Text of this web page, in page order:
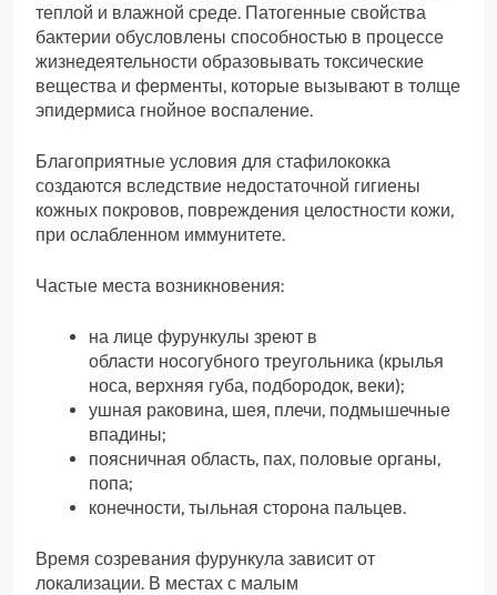
теплой и влажной среде. Патогенные свойства
бактерии обусловлены способностью в процессе
жизнедеятельности образовывать токсические
вещества и ферменты, которые вызывают в толще
эпидермиса гнойное воспаление.
Благоприятные условия для стафилококка
создаются вследствие недостаточной гигиены
кожных покровов, повреждения целостности кожи,
при ослабленном иммунитете.
Частые места возникновения:
на лице фурункулы зреют в
области носогубного треугольника (крылья
носа, верхняя губа, подбородок, веки);
ушная раковина, шея, плечи, подмышечные
впадины;
поясничная область, пах, половые органы,
попа;
конечности, тыльная сторона пальцев.
Время созревания фурункула зависит от
локализации. В местах с малым